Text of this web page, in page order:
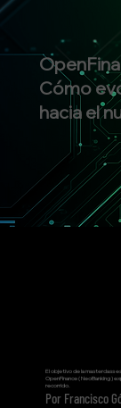
Cómo
hacia el
El objetivo de la masterclass
OpenFinance ( NeoBanking )
recorrido.
Por Francisco